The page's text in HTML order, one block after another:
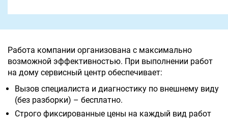
Работа компании организована с максимально
возможной эффективностью. При выполнении работ
на дому сервисный центр обеспечивает:
Вызов специалиста и диагностику по внешнему виду
(без разборки) – бесплатно.
Строго фиксированные цены на каждый вид работ